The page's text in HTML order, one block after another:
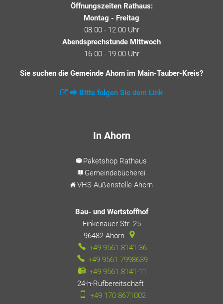
Öffnungszeiten Rathaus:
Montag - Freitag
08.00 - 12.00 Uhr
Abendsprechstunde Mittwoch
16.00 - 19.00 Uhr
Sie suchen die Gemeinde Ahorn im Main-Tauber-Kreis?
⮕ Bitte folgen Sie dem Link
In Ahorn
Paketshop Rathaus
Gemeindebücherei
VHS Außenstelle Ahorn
Bau- und Wertstoffhof
Finkenauer Str. 25
96482 Ahorn
+49 9561 8141-36
+49 9561 7998639
+49 9561 8141-11
24-h-Rufbereitschaft
+49 170 8671002